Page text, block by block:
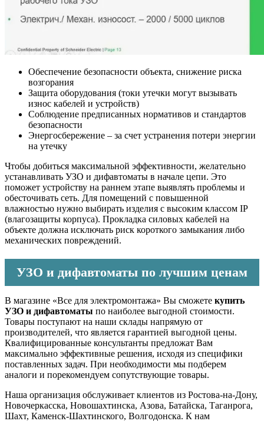
Обеспечение безопасности объекта, снижение риска
возгорания
Защита оборудования (токи утечки могут вызывать
износ кабелей и устройств)
Соблюдение предписанных нормативов и стандартов
безопасности
Энергосбережение – за счет устранения потери энергии
на утечку
Чтобы добиться максимальной эффективности, желательно
устанавливать УЗО и дифавтоматы в начале цепи. Это
поможет устройству на раннем этапе выявлять проблемы и
обесточивать сеть. Для помещений с повышенной
влажностью нужно выбирать изделия с высоким классом IP
(влагозащиты корпуса). Прокладка силовых кабелей на
объекте должна исключать риск короткого замыкания либо
механических повреждений.
УЗО и дифавтоматы по лучшим ценам
В магазине «Все для электромонтажа» Вы сможете купить
УЗО и дифавтоматы по наиболее выгодной стоимости.
Товары поступают на наши склады напрямую от
производителей, что является гарантией выгодной цены.
Квалифицированные консультанты предложат Вам
максимально эффективные решения, исходя из специфики
поставленных задач. При необходимости мы подберем
аналоги и порекомендуем сопутствующие товары.
Наша организация обслуживает клиентов из Ростова-на-Дону,
Новочеркасска, Новошахтинска, Азова, Батайска, Таганрога,
Шахт, Каменск-Шахтинского, Волгодонска. К нам